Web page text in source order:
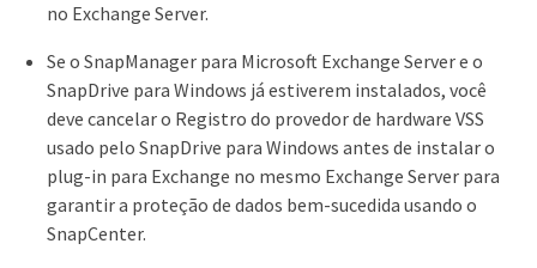
no Exchange Server.
Se o SnapManager para Microsoft Exchange Server e o
SnapDrive para Windows já estiverem instalados, você
deve cancelar o Registro do provedor de hardware VSS
usado pelo SnapDrive para Windows antes de instalar o
plug-in para Exchange no mesmo Exchange Server para
garantir a proteção de dados bem-sucedida usando o
SnapCenter.